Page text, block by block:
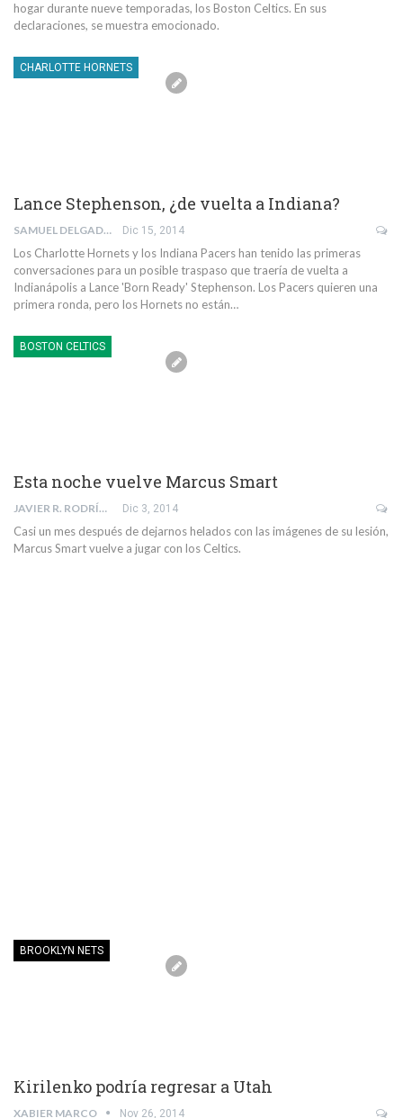
hogar durante nueve temporadas, los Boston Celtics. En sus
declaraciones, se muestra emocionado.
CHARLOTTE HORNETS
Lance Stephenson, ¿de vuelta a Indiana?
SAMUEL DELGADO PEÑA Dic 15, 2014
Los Charlotte Hornets y los Indiana Pacers han tenido las primeras
conversaciones para un posible traspaso que traería de vuelta a
Indianápolis a Lance 'Born Ready' Stephenson. Los Pacers quieren una
primera ronda, pero los Hornets no están…
BOSTON CELTICS
Esta noche vuelve Marcus Smart
JAVIER R. RODRÍGUEZ Dic 3, 2014
Casi un mes después de dejarnos helados con las imágenes de su lesión,
Marcus Smart vuelve a jugar con los Celtics.
BROOKLYN NETS
Kirilenko podría regresar a Utah
XABIER MARCO Nov 26, 2014